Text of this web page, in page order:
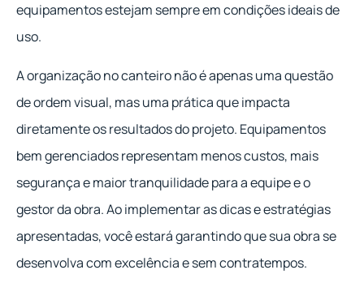
equipamentos estejam sempre em condições ideais de
uso.
A organização no canteiro não é apenas uma questão
de ordem visual, mas uma prática que impacta
diretamente os resultados do projeto. Equipamentos
bem gerenciados representam menos custos, mais
segurança e maior tranquilidade para a equipe e o
gestor da obra. Ao implementar as dicas e estratégias
apresentadas, você estará garantindo que sua obra se
desenvolva com excelência e sem contratempos.